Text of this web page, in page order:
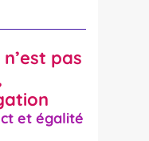
pas
et égalité